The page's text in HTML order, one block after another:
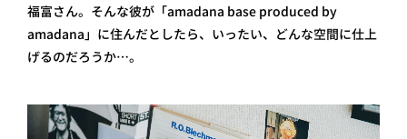
福富さん。そんな彼が「amadana base produced by
amadana」に住んだとしたら、いったい、どんな空間に仕上
げるのだろうか…。